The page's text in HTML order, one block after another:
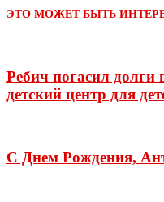
ЭТО МОЖЕТ БЫТЬ
Ребич погасил долги
детский центр для
С Днем Рождения,